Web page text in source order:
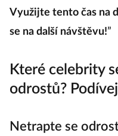
Využijte tento čas na
se na další návštěvu!”
Které celebrity
odrostů?
Netrapte se